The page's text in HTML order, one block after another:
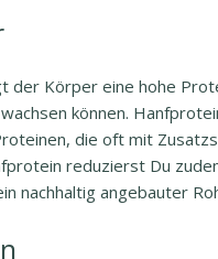
der Körper eine hohe
können.
die oft mit
reduzierst Du
nachhaltig angebauter